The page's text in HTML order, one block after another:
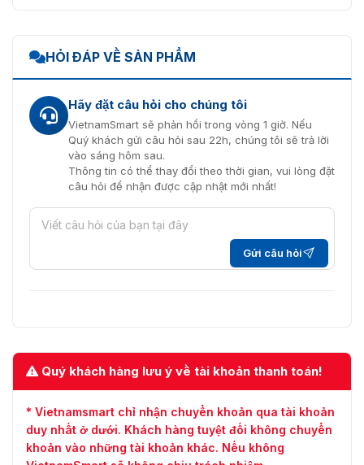
HỎI ĐÁP VỀ SẢN PHẨM
Hãy đặt câu hỏi cho chúng tôi
VietnamSmart sẽ phản hồi trong vòng 1 giờ. Nếu
Quý khách gửi câu hỏi sau 22h, chúng tôi sẽ trả lời
vào sáng hôm sau.
Thông tin có thể thay đổi theo thời gian, vui lòng đặt
câu hỏi để nhận được cập nhật mới nhất!
Gửi câu hỏi
Quý khách hàng lưu ý về tài khoản thanh toán!
* Vietnamsmart chỉ nhận chuyển khoản qua tài khoản
duy nhất ở dưới. Khách hàng tuyệt đối không chuyển
khoản vào những tài khoản khác. Nếu không